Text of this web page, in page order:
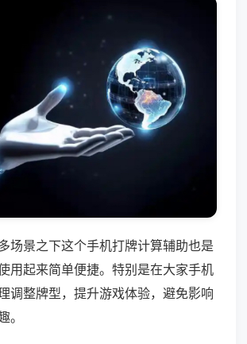
场景之下这个手机打牌计算辅助也是
用起来简单便捷。特别是在大家手机
调整牌型，提升游戏体验，避免影响
。